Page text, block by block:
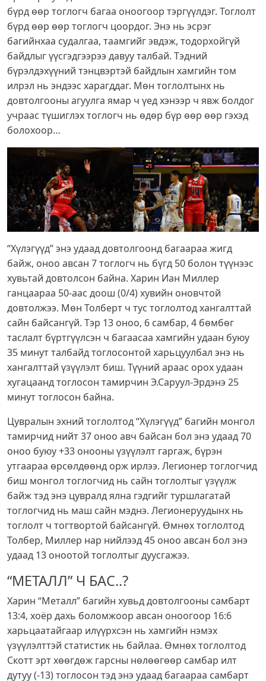
бүрд өөр тоглогч багаа оноогоор тэргүүлдэг. Тоглолт
бүрд өөр өөр тоглогч цоордог. Энэ нь эсрэг
багийнхаа судалгаа, таамгийг эвдэж, тодорхойгүй
байдлыг үүсгэдгээрээ давуу талбай. Тэдний
бүрэлдэхүүний тэнцвэртэй байдлын хамгийн том
илрэл нь эндээс харагддаг. Мөн тоглолтынх нь
довтолгооны агуулга ямар ч үед хэнээр ч явж болдог
учраас түшиглэх тоглогч нь өдөр бүр өөр өөр гэхэд
болохоор…
“Хүлэгүүд” энэ удаад довтолгоонд багаараа жигд
байж, оноо авсан 7 тоглогч нь бүгд 50 болон түүнээс
хувьтай довтолсон байна. Харин Иан Миллер
ганцаараа 50-аас доош (0/4) хувийн оновчтой
довтолжээ. Мөн Толберт ч тус тоглолтод хангалттай
сайн байсангүй. Тэр 13 оноо, 6 самбар, 4 бөмбөг
таслалт бүртгүүлсэн ч багаасаа хамгийн удаан буюу
35 минут талбайд тоглосонтой харьцуулбал энэ нь
хангалттай үзүүлэлт биш. Түүний араас орох удаан
хугацаанд тоглосон тамирчин Э.Саруул-Эрдэнэ 25
минут тоглосон байна.
Цувралын эхний тоглолтод “Хүлэгүүд” багийн монгол
тамирчид нийт 37 оноо авч байсан бол энэ удаад 70
оноо буюу +33 онооны үзүүлэлт гаргаж, бүрэн
утгаараа өрсөлдөөнд орж ирлээ. Легионер тоглогчид
биш монгол тоглогчид нь сайн тоглолтыг үзүүлж
байж тэд энэ цувралд ялна гэдгийг туршлагатай
тоглогчид нь маш сайн мэднэ. Легионеруудынх нь
тоглолт ч тогтвортой байсангүй. Өмнөх тоглолтод
Толбер, Миллер нар нийлээд 45 оноо авсан бол энэ
удаад 13 оноотой тоглолтыг дуусгажээ.
“МЕТАЛЛ” Ч БАС..?
Харин “Металл” багийн хувьд довтолгооны самбарт
13:4, хоёр дахь боломжоор авсан оноогоор 16:6
харьцаатайгаар илүүрхсэн нь хамгийн нэмэх
үзүүлэлттэй статистик нь байлаа. Өмнөх тоглолтод
Скотт эрт хөөгдөж гарсны нөлөөгөөр самбар илт
дутуу (-13) тоглосон тэд энэ удаад багаараа самбарт